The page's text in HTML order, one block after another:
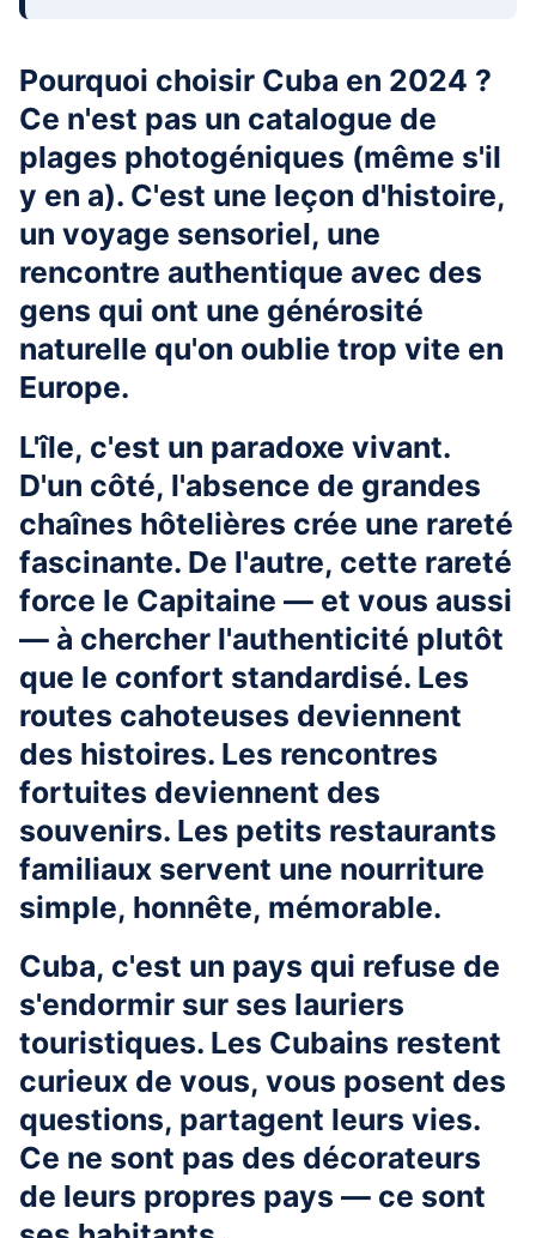
Pourquoi choisir Cuba en 2024 ?
Ce n'est pas un catalogue de
plages photogéniques (même s'il
y en a). C'est une leçon d'histoire,
un voyage sensoriel, une
rencontre authentique avec des
gens qui ont une générosité
naturelle qu'on oublie trop vite en
Europe.
L'île, c'est un paradoxe vivant.
D'un côté, l'absence de grandes
chaînes hôtelières crée une rareté
fascinante. De l'autre, cette rareté
force le Capitaine — et vous aussi
— à chercher l'authenticité plutôt
que le confort standardisé. Les
routes cahoteuses deviennent
des histoires. Les rencontres
fortuites deviennent des
souvenirs. Les petits restaurants
familiaux servent une nourriture
simple, honnête, mémorable.
Cuba, c'est un pays qui refuse de
s'endormir sur ses lauriers
touristiques. Les Cubains restent
curieux de vous, vous posent des
questions, partagent leurs vies.
Ce ne sont pas des décorateurs
de leurs propres pays — ce sont